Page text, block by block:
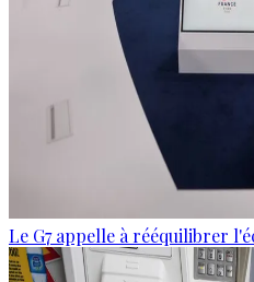
Le G7 appelle à rééquilibrer